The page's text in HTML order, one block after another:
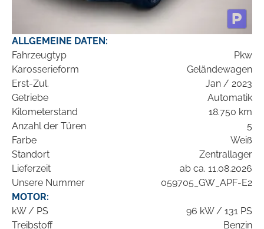
ALLGEMEINE DATEN:
Fahrzeugtyp
Pkw
Karosserieform
Geländewagen
Erst-Zul.
Jan / 2023
Getriebe
Automatik
Kilometerstand
18.750 km
Anzahl der Türen
5
Farbe
Weiß
Standort
Zentrallager
Lieferzeit
ab ca. 11.08.2026
Unsere Nummer
059705_GW_APF-E2
MOTOR:
kW / PS
96 kW / 131 PS
Treibstoff
Benzin